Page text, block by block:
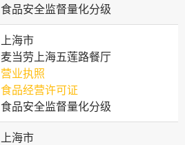
食品安全监督量化分级
上海市
麦当劳上海五莲路餐厅
营业执照
食品经营许可证
食品安全监督量化分级
上海市